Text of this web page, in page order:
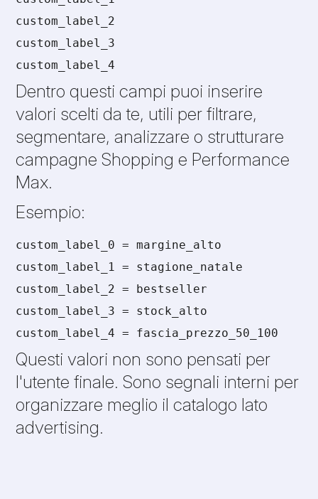
custom_label_2
custom_label_3
custom_label_4
Dentro questi campi puoi inserire
valori scelti da te, utili per filtrare,
segmentare, analizzare o strutturare
campagne Shopping e Performance
Max.
Esempio:
custom_label_0 = margine_alto
custom_label_1 = stagione_natale
custom_label_2 = bestseller
custom_label_3 = stock_alto
custom_label_4 = fascia_prezzo_50_100
Questi valori non sono pensati per
l'utente finale. Sono segnali interni per
organizzare meglio il catalogo lato
advertising.